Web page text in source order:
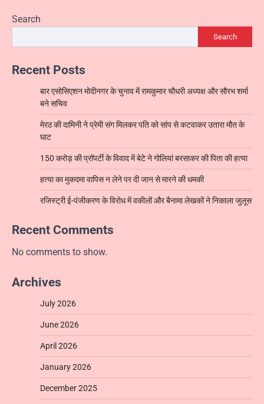
Search
Search
Recent Posts
बार एसोसिएशन मोदीनगर के चुनाव में रामकुमार चौधरी अध्यक्ष और सौरभ शर्मा
बने सचिव
मेरठ की दामिनी ने प्रेमी संग मिलकर पति को सांप से कटवाकर उतारा मौत के
घाट
150 करोड़ की प्रॉपर्टी के विवाद में बेटे ने गोलियां बरसाकर की पिता की हत्या
हत्या का मुकदमा वापिस न लेने पर दी जान से मारने की धमकी
रजिस्ट्री ई-पंजीकरण के विरोध में वकीलों और बैनामा लेखकों ने निकाला जुलूस
Recent Comments
No comments to show.
Archives
July 2026
June 2026
April 2026
January 2026
December 2025